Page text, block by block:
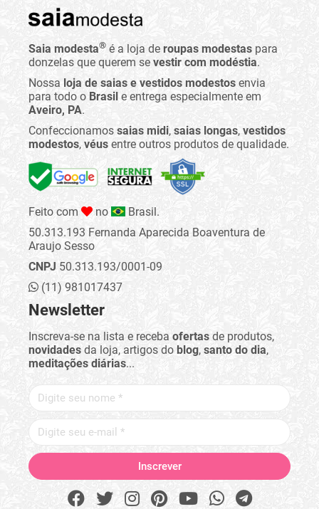
Saia modesta® é a loja de roupas modestas para
donzelas que querem se vestir com modéstia.
Nossa loja de saias e vestidos modestos envia
para todo o Brasil e entrega especialmente em
Aveiro, PA.
Confeccionamos saias midi, saias longas, vestidos
modestos, véus entre outros produtos de qualidade.
Feito com no
Brasil.
50.313.193 Fernanda Aparecida Boaventura de
Araujo Sesso
CNPJ 50.313.193/0001-09
(11) 981017437
Newsletter
Inscreva-se na lista e receba ofertas de produtos,
novidades da loja, artigos do blog, santo do dia,
meditações diárias...